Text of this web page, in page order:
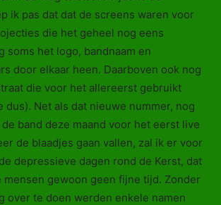
ik pas dat dat de screens waren voor
die het geheel nog eens
soms het logo, bandnaam en
door elkaar heen. Daarboven ook nog
die voor het allereerst gebruikt
Net als dat nieuwe nummer, nog
band deze maand voor het eerst live
de blaadjes gaan vallen, zal ik er voor
depressieve dagen rond de Kerst, dat
mensen gewoon geen fijne tijd. Zonder
over te doen werden enkele namen